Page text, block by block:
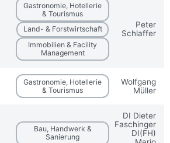
Gastronomie, Hotellerie
& Tourismus
Land- & Forstwirtschaft
Immobilien & Facility
Management
Peter
Schlaffer
Gastronomie, Hotellerie
& Tourismus
Wolfgang
Müller
Bau, Handwerk &
Sanierung
DI Dieter
Faschinger
DI(FH)